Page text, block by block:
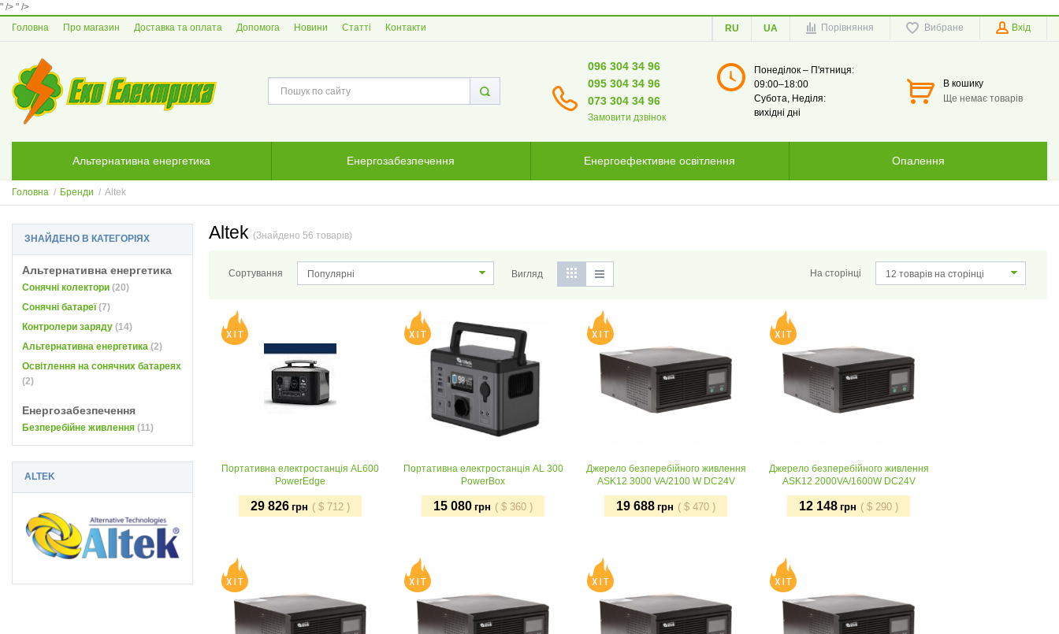
" /> " />
Головна
Про магазин Доставка та оплата Допомога Новини Статті Контакти RU UA Порівняння Вибране Вхід
096 304 34 96
095 304 34 96
073 304 34 96
Замовити дзвінок
Понеділок – П'ятниця:
09:00–18:00
Субота, Неділя:
вихідні дні
В кошику
Ще немає товарів
Альтернативна енергетика Енергозабезпечення Енергоефективне освітлення Опалення
Головна / Бренди / Altek
ЗНАЙДЕНО В КАТЕГОРІЯХ
Альтернативна енергетика
Сонячні колектори (20)
Сонячні батареї (7)
Контролери заряду (14)
Альтернативна енергетика (2)
Освітлення на сонячних батареях
(2)
Енергозабезпечення
Безперебійне живлення (11)
ALTEK
Altek (Знайдено 56 товарів)
Сортування Популярні Вигляд На сторінці 12 товарів на сторінці
Портативна електростанція AL600
PowerEdge
29 826 грн ( $ 712 )
Портативна електростанція AL 300
PowerBox
15 080 грн ( $ 360 )
Джерело безперебійного живлення
ASK12 3000 VA/2100 W DC24V
19 688 грн ( $ 470 )
Джерело безперебійного живлення
ASK12 2000VA/1600W DC24V
12 148 грн ( $ 290 )